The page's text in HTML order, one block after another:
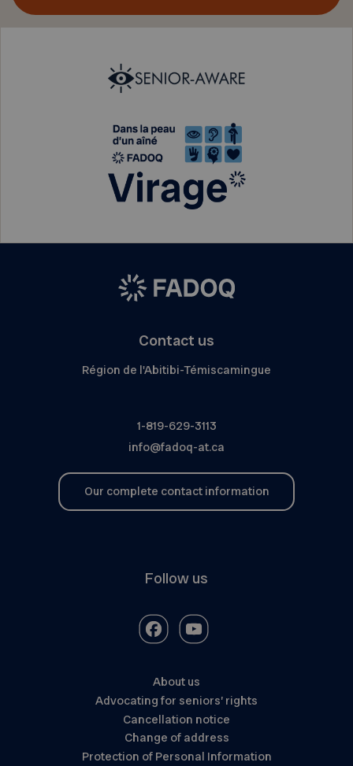
Contact us
Région de l'Abitibi-Témiscamingue
1-819-629-3113
info@fadoq-at.ca
Our complete contact information
Follow us
About us
Advocating for seniors’ rights
Cancellation notice
Change of address
Protection of Personal Information